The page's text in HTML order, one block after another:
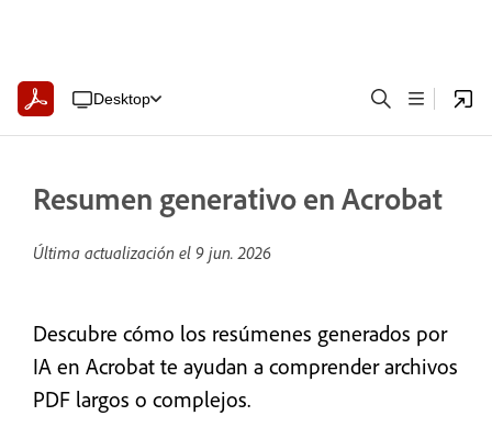
Desktop
Resumen generativo en Acrobat
Última actualización el 9 jun. 2026
Descubre cómo los resúmenes generados por
IA en Acrobat te ayudan a comprender archivos
PDF largos o complejos.